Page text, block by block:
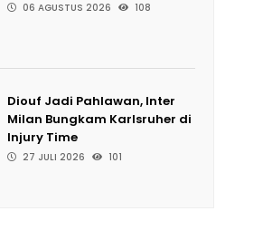
06 AGUSTUS 2026 108
Diouf Jadi Pahlawan, Inter
Milan Bungkam Karlsruher di
Injury Time
27 JULI 2026 101